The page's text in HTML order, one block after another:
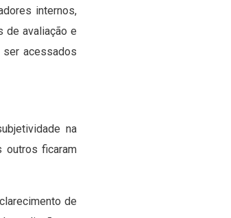
internos,
de avaliação e
ser acessados
na
outros ficaram
de